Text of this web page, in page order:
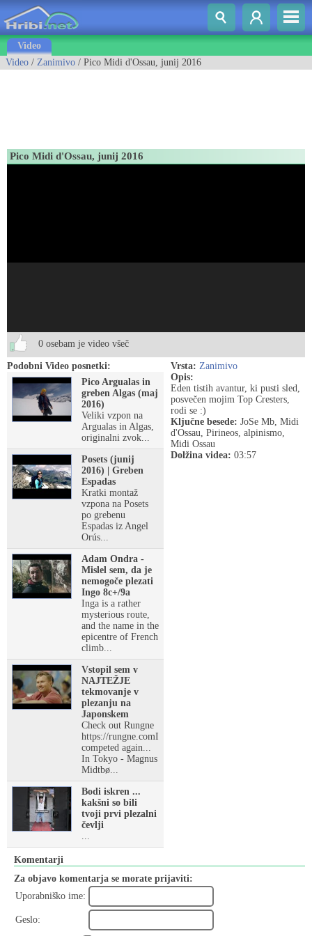
Video
Video / Zanimivo / Pico Midi d'Ossau, junij 2016
Pico Midi d'Ossau, junij 2016
0 osebam je video všeč
Podobni Video posnetki:
Pico Argualas in
greben Algas (maj
2016)
Veliki vzpon na
Argualas in Algas,
originalni zvok...
Posets (junij
2016) | Greben
Espadas
Kratki montaž
vzpona na Posets
po grebenu
Espadas iz Angel
Orús...
Adam Ondra -
Mislel sem, da je
nemogoče plezati
Ingo 8c+/9a
Inga is a rather
mysterious route,
and the name in the
epicentre of French
climb...
Vstopil sem v
NAJTEŽJE
tekmovanje v
plezanju na
Japonskem
Check out Rungne
https://rungne.comI
competed again...
In Tokyo - Magnus
Midtbø...
Bodi iskren ...
kakšni so bili
tvoji prvi plezalni
čevlji
...
Vrsta: Zanimivo
Opis:
Eden tistih avantur, ki pusti sled,
posvečen mojim Top Cresters,
rodi se :)
Ključne besede: JoSe Mb, Midi
d'Ossau, Pirineos, alpinismo,
Midi Ossau
Dolžina videa: 03:57
Komentarji
Za objavo komentarja se morate prijaviti:
Uporabniško ime:
Geslo: